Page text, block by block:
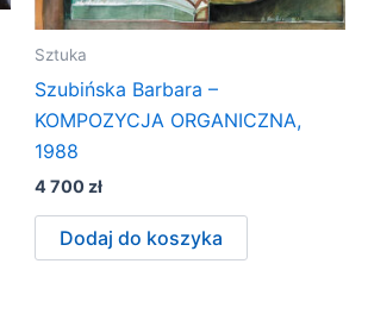
Sztuka
Szubińska Barbara –
KOMPOZYCJA ORGANICZNA,
1988
4 700 zł
Dodaj do koszyka